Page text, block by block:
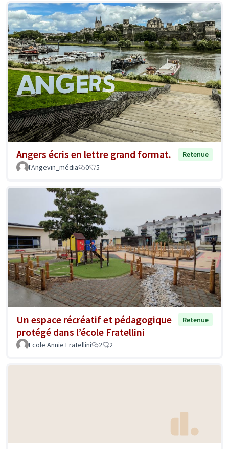
Angers écris en lettre grand format.
Retenue
l'Angevin_média
0 5
Un espace récréatif et pédagogique
protégé dans l’école Fratellini
Retenue
Ecole Annie Fratellini 2 2